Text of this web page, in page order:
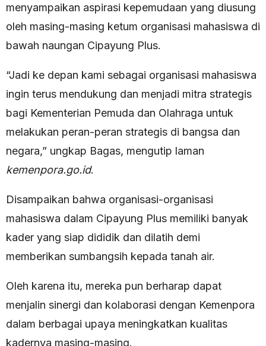
menyampaikan aspirasi kepemudaan yang diusung
oleh masing-masing ketum organisasi mahasiswa di
bawah naungan Cipayung Plus.
“Jadi ke depan kami sebagai organisasi mahasiswa
ingin terus mendukung dan menjadi mitra strategis
bagi Kementerian Pemuda dan Olahraga untuk
melakukan peran-peran strategis di bangsa dan
negara,” ungkap Bagas, mengutip laman
kemenpora.go.id.
Disampaikan bahwa organisasi-organisasi
mahasiswa dalam Cipayung Plus memiliki banyak
kader yang siap dididik dan dilatih demi
memberikan sumbangsih kepada tanah air.
Oleh karena itu, mereka pun berharap dapat
menjalin sinergi dan kolaborasi dengan Kemenpora
dalam berbagai upaya meningkatkan kualitas
kadernya masing-masing.